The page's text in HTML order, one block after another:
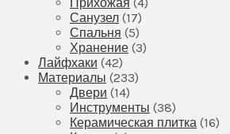
Санузел (17)
Спальня (5)
Хранение (3)
Лайфхаки (42)
Материалы (233)
Двери (14)
Инструменты (38)
Керамическая плитка (16)